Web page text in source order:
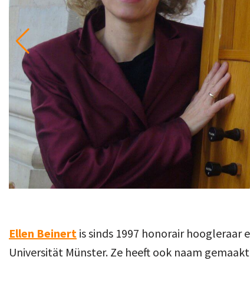
Ellen Beinert is sinds 1997 honorair
Universität Münster. Ze heeft ook naam